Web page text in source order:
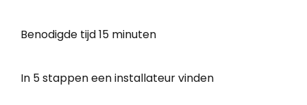
Benodigde tijd15 minuten
In 5 stappen een installateur vinden